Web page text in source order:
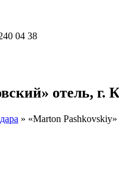
04 38
отель, г.
» «Marton